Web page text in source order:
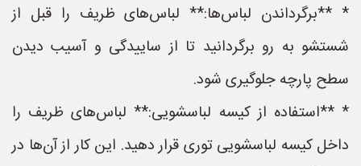
* **برگرداندن لباس‌ها:** لباس‌های ظریف را قبل از
شستشو به رو برگردانید تا از ساییدگی و آسیب دیدن
سطح پارچه جلوگیری شود.
* **استفاده از کیسه لباسشویی:** لباس‌های ظریف را
داخل کیسه لباسشویی توری قرار دهید. این کار از آن‌ها در